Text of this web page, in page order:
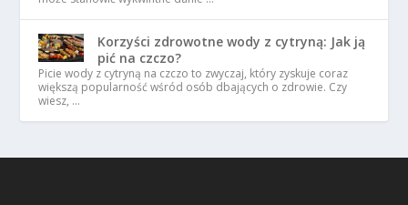
Korzyści zdrowotne wody z cytryną: Jak ją
pić na czczo?
Picie wody z cytryną na czczo to zwyczaj, który zyskuje coraz
większą popularność wśród osób dbających o zdrowie. Czy
wiesz, …